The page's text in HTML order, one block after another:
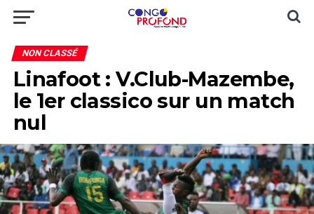
NON CLASSÉ
Linafoot : V.Club-Mazembe,
le 1er classico sur un match
nul